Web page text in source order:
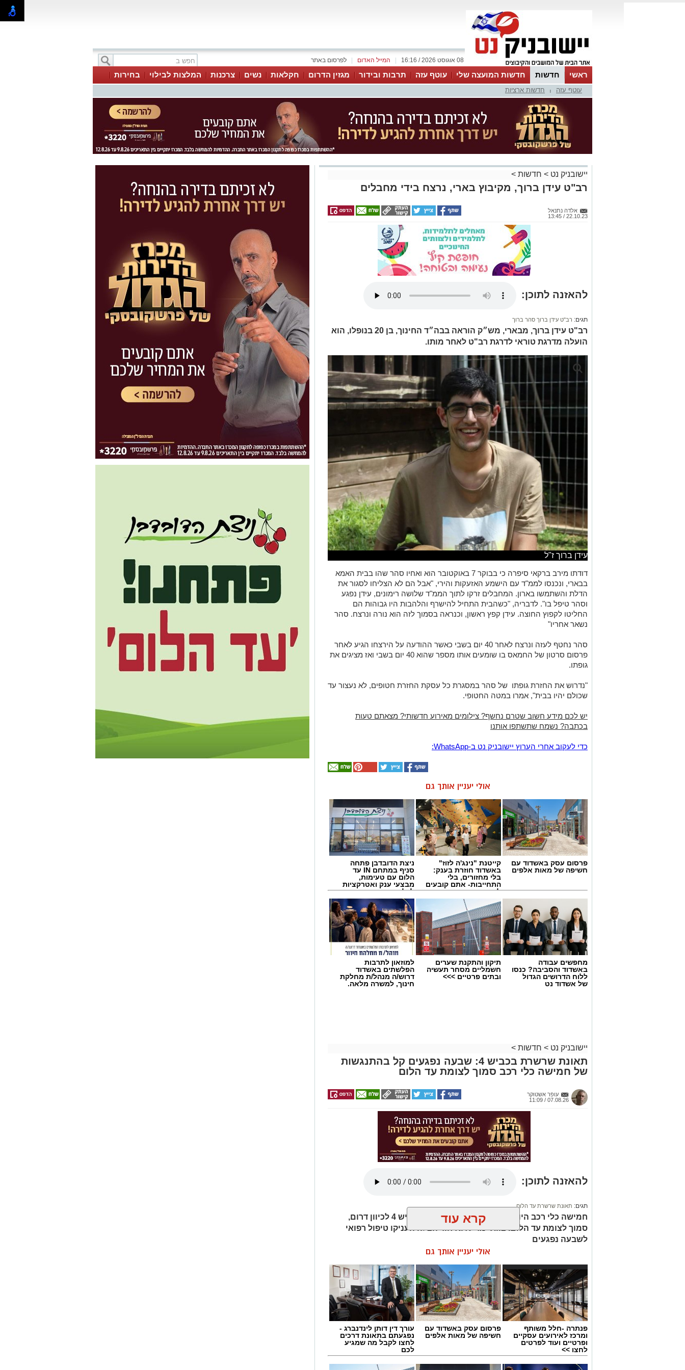
לפרסום באתר המייל האדום 08 אוגוסט 2026 / 16:16
ראשי חדשות חדשות המועצה שלי עוטף עזה תרבות ובידור מגזין הדרום חקלאות נשים צרכנות המלצות לבילוי
בחירות
אינדקס עסקים
לוח טיפים והמלצות עוטף עזה חדשות ארציות
יישובניק נט > חדשות >
רב"ט עידן ברוך, מקיבוץ בארי, נרצח בידי מחבלים
אלדה נתנאל
22.10.23 / 13:45
להאזנה לתוכן:
תגים: רב"ט עידן ברוך סהר ברוך
רב"ט עידן ברוך, מבארי, מש״ק הוראה בבה״ד החינוך, בן 20 בנופלו, הוא
הועלה מדרגת טוראי לדרגת רב"ט לאחר מותו.
עידן ברוך ז"ל
דודתו מירב ברקאי סיפרה כי בבוקר 7 באוקטובר הוא ואחיו סהר שהו בבית האמא
בבארי, ונכנסו לממ"ד עם הישמע האזעקות והירי, "אבל הם לא הצליחו לסגור את
הדלת והשתמשו בארון. המחבלים זרקו לתוך הממ"ד שלושה רימונים, עידן נפגע
וסהר טיפל בו". לדבריה, "כשהבית התחיל להישרף והלהבות היו גבוהות הם
החליטו לקפוץ החוצה. עידן קפץ ראשון, וכנראה בסמוך לזה הוא נורה ונרצח. סהר
נשאר אחריו"
סהר נחטף לעזה ונרצח לאחר 40 יום בשבי כאשר ההודעה על הירצחו הגיע לאחר
פרסום סרטון של החמאס בו שומעים אותו מספר שהוא 40 יום בשבי ואז מציגים את
גופתו.
"נדרוש את החזרת גופתו של סהר במסגרת כל עסקת החזרת חטופים, לא נעצור עד
שכולם יהיו בבית", אמרו במטה החטופי.
יש לכם מידע חשוב שטרם נחשף? צילומים מאירוע חדשותי? מצאתם טעות
בכתבה? נשמח שתשתפו אותנו
‏כדי לעקוב אחרי הערוץ יישובניק נט ב-WhatsApp:‏‏‏
אולי יעניין אותך גם
פרסום עסק באשדוד עם
חשיפה של מאות אלפים
קייטנת "נינג'ה לזוז"
באשדוד חוזרת בענק:
בלי מחזורים, בלי
התחייבות- אתם קובעים
לכמה ואיזה ימים
להירשם!
ניצת הדובדבן פתחה
סניף במתחם IN עד
הלום עם טעימות,
מבצעי ענק ואטרקציות
לכל המשפחה
מחפשים עבודה
באשדוד והסביבה? כנסו
ללוח הדרושים הגדול
של אשדוד נט
תיקון והתקנת שערים
חשמליים מסחר תעשיה
ובתים פרטיים >>>
למוזאון לתרבות
הפלשתים באשדוד
דרוש/ה מנהל/ת מחלקת
חינוך, למשרה מלאה.
יישובניק נט > חדשות >
תאונת שרשרת בכביש 4: שבעה נפגעים קל בהתנגשות
של חמישה כלי רכב סמוך לצומת עד הלום
עופר אשטוקר
07.08.26 / 11:09
להאזנה לתוכן:
תגים: תאונת שרשרת עד הלום
חמישה כלי רכב היו מעורבים בתאונת שרשרת בכביש 4 לכיוון דרום,
סמוך לצומת עד הלום. צוותי מד”א ואיחוד הצלה העניקו טיפול רפואי
לשבעה נפגעים
קרא עוד
אולי יעניין אותך גם
פנתרה -חלל משותף
ומרכז לאירועים עסקיים
ופרטיים ועוד לפרטים
לחצו >>
פרסום עסק באשדוד עם
חשיפה של מאות אלפים
עורך דין דותן לינדנברג -
נפגעתם בתאונת דרכים
לחצו לקבל מה שמגיע
לכם